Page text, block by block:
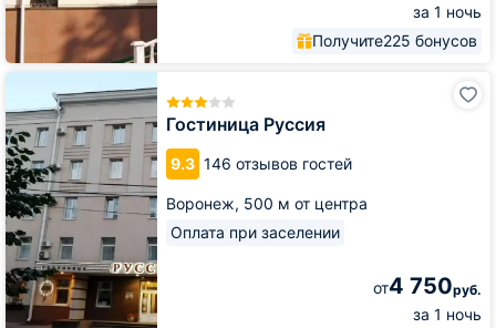
за 1 ночь
Получите225 бонусов
Гостиница Руссия
9.3 146 отзывов гостей
Воронеж, 500 м от центра
Оплата при заселении
от4 750руб.
за 1 ночь
Гостиница